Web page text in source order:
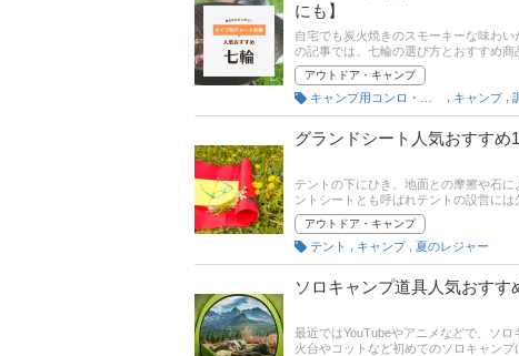
にも】
自宅でも炭火焼きのスモーキーな味わ
の記事では、七輪の選び方とおすすめ
特徴も解説！ 自宅やキャンプでBBQが
ます。どれがいいか迷ったときは、通
アウトドア・キャンプ
キャンプ
グランドシート人気おすすめ
テントの下にひき、地面との摩擦や石
ントシートとも呼ばれテントの設営に
くれる軽量・防水・コンパクトなタイ
り快適にしてくれる縁の下の力持ちで
トの代用品、通販サイトの口コミや評
ください。
アウトドア・キャンプ
テント
キャンプ 夏のレジャー
ソロキャンプ道具人気おす
最近ではYouTubeやアニメなどで、ソ
火台やコットなど初めてのソロキャン